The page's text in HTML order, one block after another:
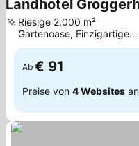
Landhotel
Riesige 2.000 m²
Gartenoase, Einzigartige
Zirbenstuben
Ab € 91
Preise von 4 Websites